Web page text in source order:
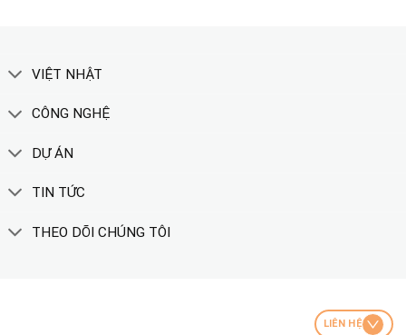
VIỆT NHẬT
CÔNG NGHỆ
DỰ ÁN
TIN TỨC
THEO DÕI CHÚNG TÔI
LIÊN HỆ